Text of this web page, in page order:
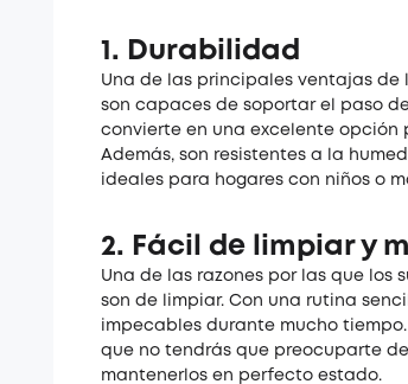
1. Durabilidad
Una de las principales ventajas de
son capaces de soportar el paso
convierte en una excelente opción
Además, son resistentes a la
ideales para hogares con niños o
2. Fácil de limpiar y
Una de las razones por las que los
son de limpiar. Con una rutina
impecables durante mucho
que no tendrás que preocuparte
mantenerlos en perfecto estado.